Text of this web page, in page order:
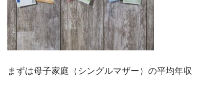
まずは母子家庭（シングルマザー）の平均年収